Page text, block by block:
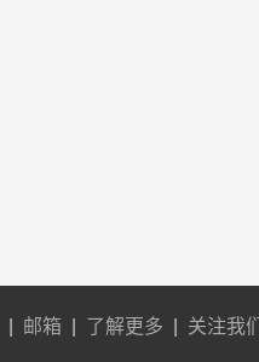
邮箱 了解更多 关注我们